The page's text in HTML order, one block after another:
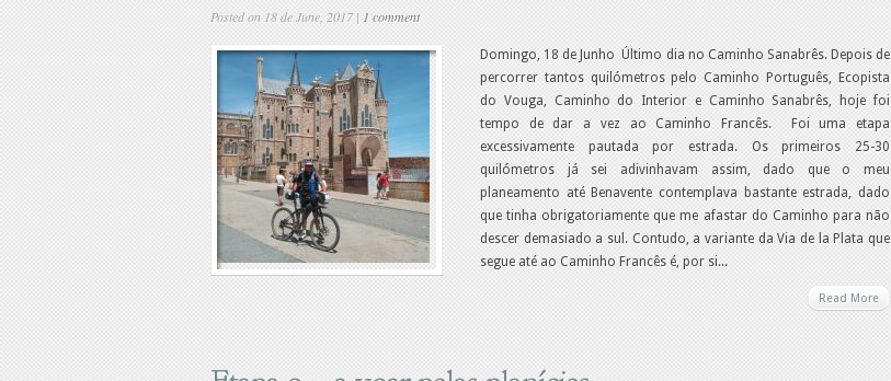
Posted on 18 de June, 2017 | 1 comment
Domingo, 18 de Junho Último dia no Caminho Sanabrês. Depois de
percorrer tantos quilómetros pelo Caminho Português, Ecopista
do Vouga, Caminho do Interior e Caminho Sanabrês, hoje foi
tempo de dar a vez ao Caminho Francês. Foi uma etapa
excessivamente pautada por estrada. Os primeiros 25-30
quilómetros já sei adivinhavam assim, dado que o meu
planeamento até Benavente contemplava bastante estrada, dado
que tinha obrigatoriamente que me afastar do Caminho para não
descer demasiado a sul. Contudo, a variante da Via de la Plata que
segue até ao Caminho Francês é, por si...
Read More